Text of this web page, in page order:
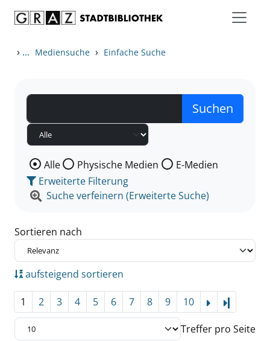
› ... Mediensuche › Einfache Suche
Wählen Sie die Medienart nach der Sie suchen wollen.
Alle Physische Medien
E-Medien
Erweiterte Filterung
Suche verfeinern (Erweiterte Suche)
Sortieren nach
aufsteigend sortieren
1 2 3 4 5 6 7 8 9 10
Treffer pro Seite